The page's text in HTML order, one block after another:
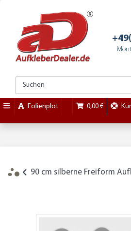
Folienplot 0,00 €
90 cm silberne Freiform